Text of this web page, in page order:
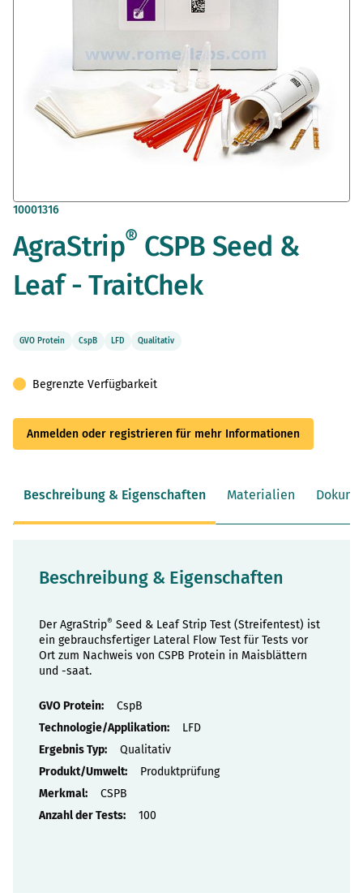
Zum
der
Bildergalerie
10001316
AgraStrip® CSPB Seed &
Leaf - TraitChek
GVO Protein CspB LFD Qualitativ
Begrenzte Verfügbarkeit
Anmelden oder registrieren für mehr Informationen
Beschreibung & Eigenschaften Materialien
Beschreibung & Eigenschaften
Der AgraStrip® Seed & Leaf Strip Test (Streifentest) ist
ein gebrauchsfertiger Lateral Flow Test für Tests vor
Ort zum Nachweis von CSPB Protein in Maisblättern
und -saat.
Eigenschaften
CspB
LFD
Qualitativ
Produktprüfung
CSPB
100